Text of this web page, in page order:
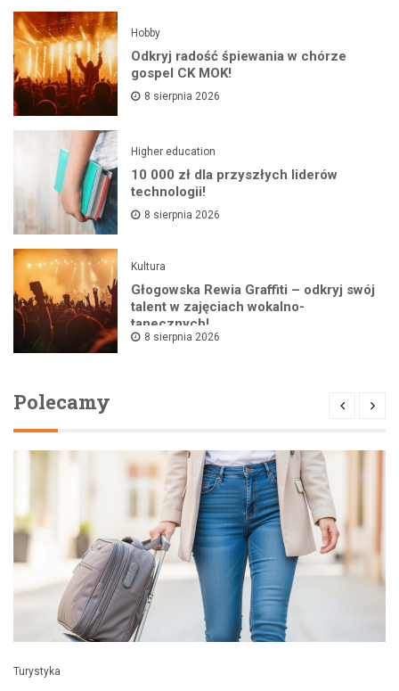
Hobby
Odkryj radość śpiewania w chórze
gospel CK MOK!
8 sierpnia 2026
Higher education
10 000 zł dla przyszłych liderów
technologii!
8 sierpnia 2026
Kultura
Głogowska Rewia Graffiti – odkryj swój
talent w zajęciach wokalno-
tanecznych!
8 sierpnia 2026
Polecamy
Turystyka